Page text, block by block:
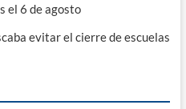
el 6 de agosto
evitar el cierre de escuelas